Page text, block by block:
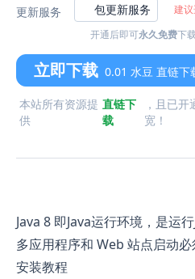
更新服务 包更新服务
建
开通后即可永久免费下
立即下载 0.01 水豆 直链下
本站所有资源提
供
直链下
载
，且已
宽！
Java 8 即Java运行环境，是运
多应用程序和 Web 站点启动必
安装教程